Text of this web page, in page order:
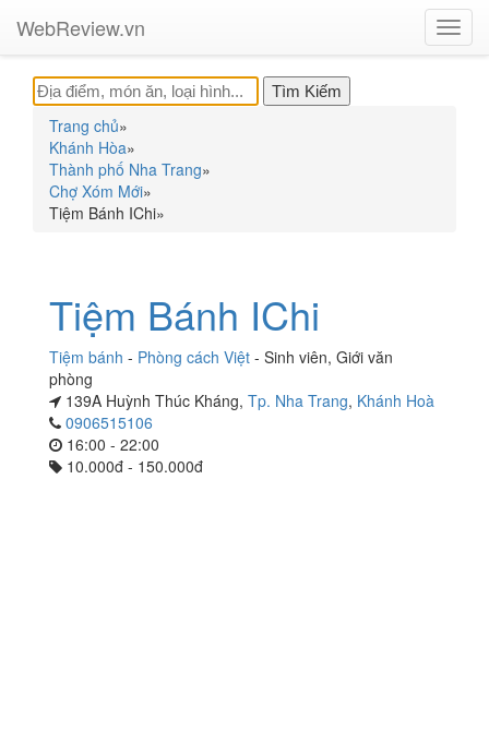
WebReview.vn
Trang chủ»
Khánh Hòa»
Thành phố Nha Trang»
Chợ Xóm Mới»
Tiệm Bánh IChi»
Tiệm Bánh IChi
Tiệm bánh - Phòng cách Việt - Sinh viên, Giới văn
phòng
139A Huỳnh Thúc Kháng, Tp. Nha Trang, Khánh Hoà
0906515106
16:00 - 22:00
10.000đ - 150.000đ